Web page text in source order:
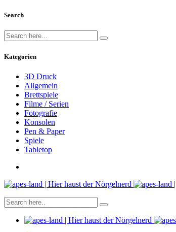
Search
Kategorien
3D Druck
Allgemein
Brettspiele
Filme / Serien
Fotografie
Konsolen
Pen & Paper
Spiele
Tabletop